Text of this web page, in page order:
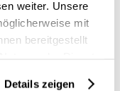
weiter. Unsere
mit
bereitgestellt
Details zeigen
Das hat auch
in der Vase.